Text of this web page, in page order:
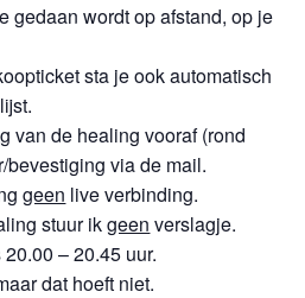
gedaan wordt op afstand, op je
sta je ook automatisch
van de healing vooraf (rond
bevestiging via de mail.
geen live verbinding.
stuur ikgeen verslagje.
– 20.45 uur.
dat hoeft niet.